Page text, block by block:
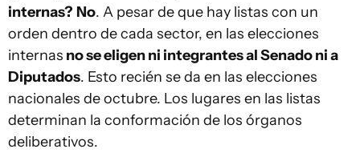
internas? No. A pesar de que hay listas con un
orden dentro de cada sector, en las elecciones
internas no se eligen ni integrantes al Senado ni a
Diputados. Esto recién se da en las elecciones
nacionales de octubre. Los lugares en las listas
determinan la conformación de los órganos
deliberativos.